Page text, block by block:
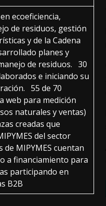
ecoeficiencia,
de residuos, gestión
y de la Cadena
planes y
de residuos. 30
e iniciando su
55 de 70
web para medición
naturales y ventas)
creadas que
del sector
MIPYMES cuentan
a financiamiento para
participando en
B2B